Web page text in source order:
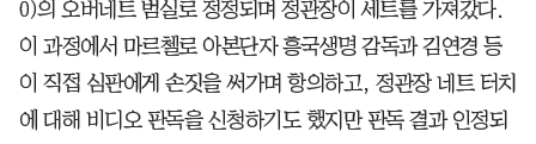
0)의 오버네트 범실로 정정되며 정관장이 세트를 가져갔다.
이 과정에서 마르첼로 아본단자 흥국생명 감독과 김연경 등
이 직접 심판에게 손짓을 써가며 항의하고, 정관장 네트 터치
에 대해 비디오 판독을 신청하기도 했지만 판독 결과 인정되